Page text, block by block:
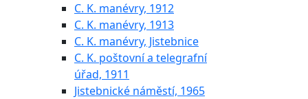
C. K. manévry, 1912
C. K. manévry, 1913
C. K. manévry, Jistebnice
C. K. poštovní a telegrafní
úřad, 1911
Jistebnické náměstí, 1965